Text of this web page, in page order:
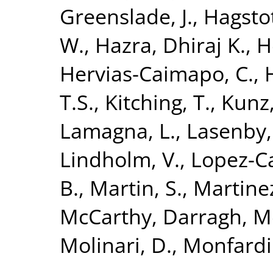
Greenslade, J.,
W., Hazra, Dhiraj K.,
Hervias-Caimapo, C.,
T.S., Kitching, T.,
Lamagna, L.,
Lindholm, V., Lopez-
B., Martin, S.,
McCarthy, Darragh,
Molinari, D.,